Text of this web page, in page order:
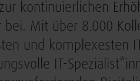
kontinuierlichen
Mit über 8.000
und komplexesten
IT-